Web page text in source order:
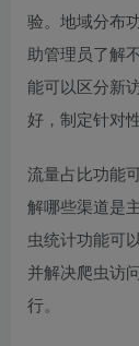
验。地域分布
助管理员了解
能可以区分新
好，制定针对
流量占比功能
解哪些渠道是
虫统计功能可
并解决爬虫访
行。